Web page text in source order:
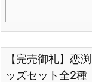
【完売御礼】恋
ッズセット全2種